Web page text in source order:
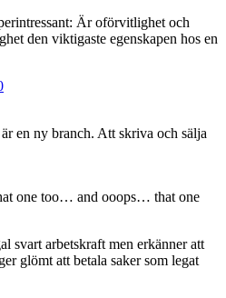
Är oförvitlighet och
den viktigaste egenskapen hos en
en ny branch. Att skriva och sälja
one too… and ooops… that one
svart arbetskraft men erkänner att
glömt att betala saker som legat